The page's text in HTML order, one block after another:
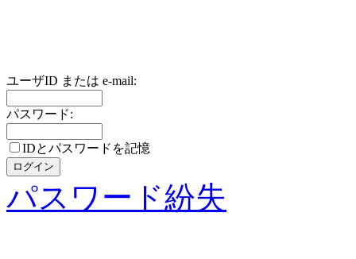
ユーザID または e-mail:
パスワード:
IDとパスワードを記憶
パスワード紛失